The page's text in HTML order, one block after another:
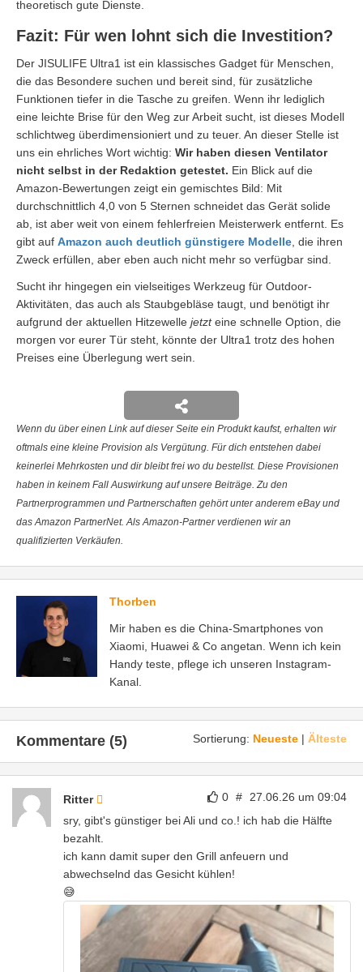
theoretisch gute Dienste.
Fazit: Für wen lohnt sich die Investition?
Der JISULIFE Ultra1 ist ein klassisches Gadget für Menschen,
die das Besondere suchen und bereit sind, für zusätzliche
Funktionen tiefer in die Tasche zu greifen. Wenn ihr lediglich
eine leichte Brise für den Weg zur Arbeit sucht, ist dieses Modell
schlichtweg überdimensioniert und zu teuer. An dieser Stelle ist
uns ein ehrliches Wort wichtig: Wir haben diesen Ventilator
nicht selbst in der Redaktion getestet. Ein Blick auf die
Amazon-Bewertungen zeigt ein gemischtes Bild: Mit
durchschnittlich 4,0 von 5 Sternen schneidet das Gerät solide
ab, ist aber weit von einem fehlerfreien Meisterwerk entfernt. Es
gibt auf Amazon auch deutlich günstigere Modelle, die ihren
Zweck erfüllen, aber eben auch nicht mehr so verfügbar sind.
Sucht ihr hingegen ein vielseitiges Werkzeug für Outdoor-
Aktivitäten, das auch als Staubgebläse taugt, und benötigt ihr
aufgrund der aktuellen Hitzewelle jetzteine schnelle Option, die
morgen vor eurer Tür steht, könnte der Ultra1 trotz des hohen
Preises eine Überlegung wert sein.
Wenn du über einen Link auf dieser Seite ein Produkt kaufst, erhalten wir
oftmals eine kleine Provision als Vergütung. Für dich entstehen dabei
keinerlei Mehrkosten und dir bleibt frei wo du bestellst. Diese Provisionen
haben in keinem Fall Auswirkung auf unsere Beiträge. Zu den
Partnerprogrammen und Partnerschaften gehört unter anderem eBay und
das Amazon PartnerNet. Als Amazon-Partner verdienen wir an
qualifizierten Verkäufen.
Thorben
Mir haben es die China-Smartphones von
Xiaomi, Huawei & Co angetan. Wenn ich kein
Handy teste, pflege ich unseren Instagram-
Kanal.
Sortierung: Neueste | Älteste
Kommentare (5)
0 # 27.06.26 um 09:04
Ritter
sry, gibt's günstiger bei Ali und co.! ich hab die Hälfte
bezahlt.
ich kann damit super den Grill anfeuern und
abwechselnd das Gesicht kühlen!
😅